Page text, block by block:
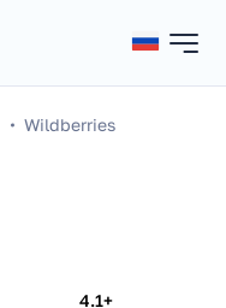
Wildberries
4.1+